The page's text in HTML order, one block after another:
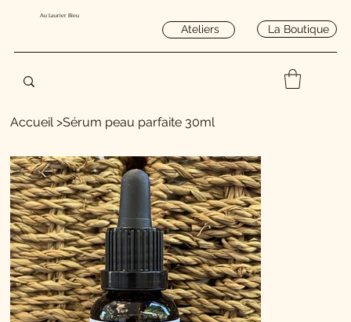
Au Laurier Bleu
Ateliers La Boutique
Accueil >Sérum peau parfaite 30ml